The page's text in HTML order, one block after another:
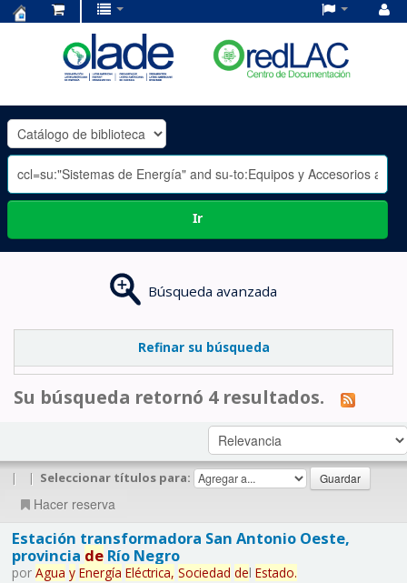
OLADE
-
Ir
Búsqueda avanzada
Refinar su búsqueda
Su búsqueda retornó 4 resultados.
| | Seleccionar títulos para:
Hacer reserva
Estación transformadora San Antonio Oeste,
provincia deRío Negro
por Agua y Energía Eléctrica, Sociedad del Estado.